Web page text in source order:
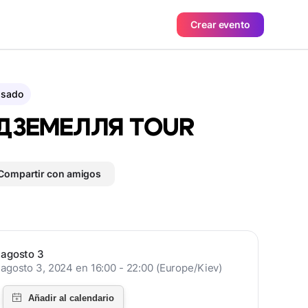
Crear evento
TOUR
con amigos
agosto 3
agosto 3, 2024 en 16:00 - 22:00 (Europe/Kiev)